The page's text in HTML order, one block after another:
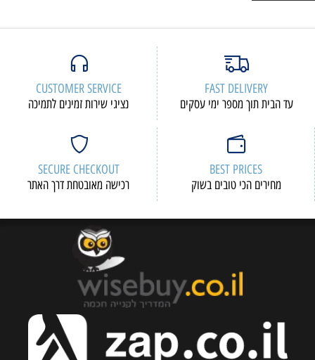
FAST DELIVERY
עד הבית תוך מספר ימי עסקים
CUSTOMER SERVICE
נציגי שירות זמינים לתמיכה
BEST PRICES
מחירים הכי טובים בשוק
SECURE CHECKOUT
רכישה מאובטחת דרך האתר